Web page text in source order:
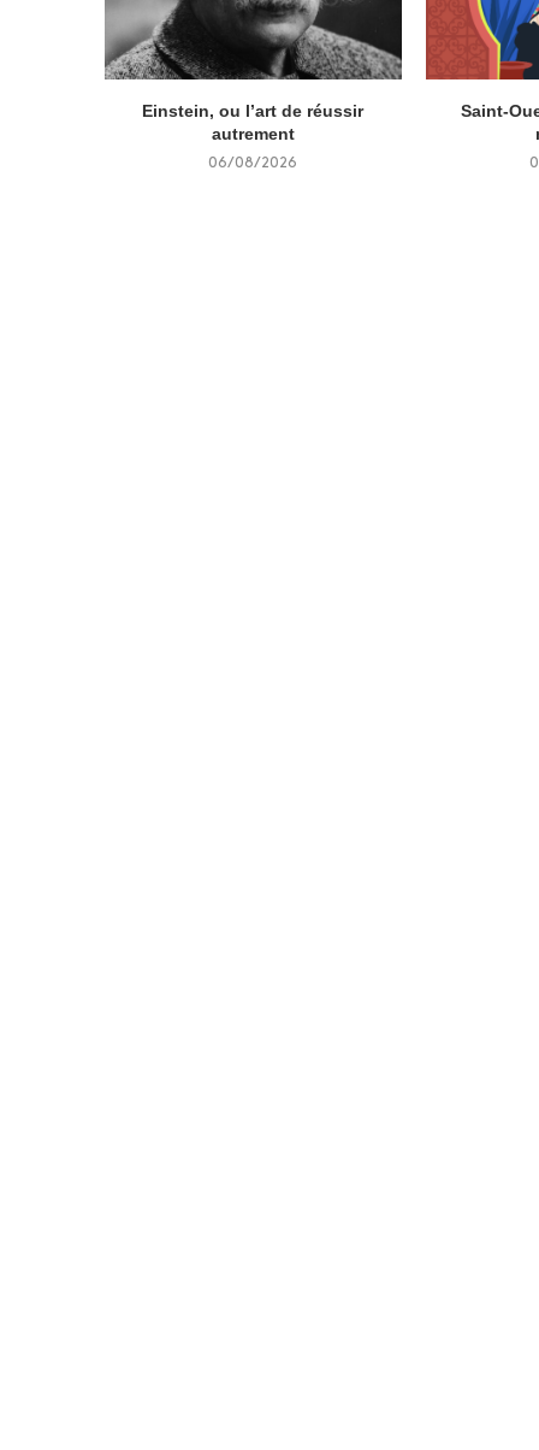
Einstein, ou l’art de réussir
autrement
06/08/2026
Saint-